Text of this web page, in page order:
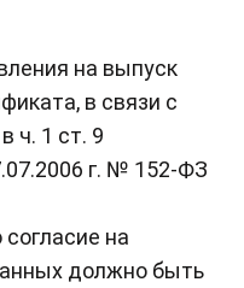
на выпуск
в связи с
ч. 1 ст. 9
г. № 152-ФЗ
на
должно быть